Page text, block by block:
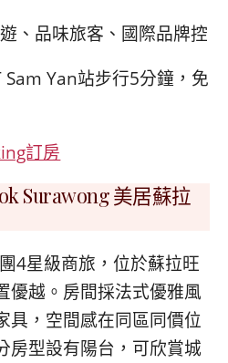
、品味旅客、國際品牌控
Sam Yan站步行5分鐘，免
訂房
Surawong 美居蘇拉
4星級商旅，位於蘇拉旺
優越。房間採法式優雅風
具，空間感在同區同價位
房型設有陽台，可欣賞城